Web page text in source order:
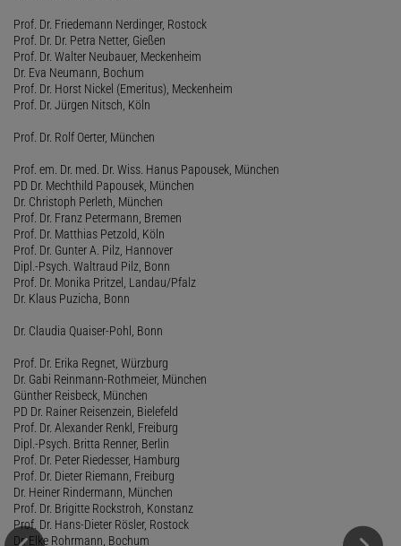
Prof. Dr. Friedemann Nerdinger, Rostock
Prof. Dr. Dr. Petra Netter, Gießen
Prof. Dr. Walter Neubauer, Meckenheim
Dr. Eva Neumann, Bochum
Prof. Dr. Horst Nickel (Emeritus), Meckenheim
Prof. Dr. Jürgen Nitsch, Köln
Prof. Dr. Rolf Oerter, München
Prof. em. Dr. med. Dr. Wiss. Hanus Papousek, München
PD Dr. Mechthild Papousek, München
Dr. Christoph Perleth, München
Prof. Dr. Franz Petermann, Bremen
Prof. Dr. Matthias Petzold, Köln
Prof. Dr. Gunter A. Pilz, Hannover
Dipl.-Psych. Waltraud Pilz, Bonn
Prof. Dr. Monika Pritzel, Landau/Pfalz
Dr. Klaus Puzicha, Bonn
Dr. Claudia Quaiser-Pohl, Bonn
Prof. Dr. Erika Regnet, Würzburg
Dr. Gabi Reinmann-Rothmeier, München
Günther Reisbeck, München
PD Dr. Rainer Reisenzein, Bielefeld
Prof. Dr. Alexander Renkl, Freiburg
Dipl.-Psych. Britta Renner, Berlin
Prof. Dr. Peter Riedesser, Hamburg
Prof. Dr. Dieter Riemann, Freiburg
Dr. Heiner Rindermann, München
Prof. Dr. Brigitte Rockstroh, Konstanz
Prof. Dr. Hans-Dieter Rösler, Rostock
Dr. Elke Rohrmann, Bochum